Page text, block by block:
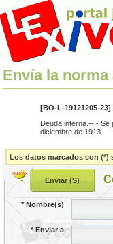
Envía la
[BO-L-19121205-
Deuda interna.-- - Se
diciembre de 1913
Los datos marcados con (*)
*Nombre(s)
*Enviar a